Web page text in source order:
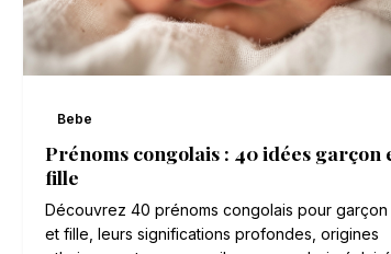
Bebe
Prénoms congolais : 40 idées garçon
fille
Découvrez 40 prénoms congolais pour garçon
et fille, leurs significations profondes, origines